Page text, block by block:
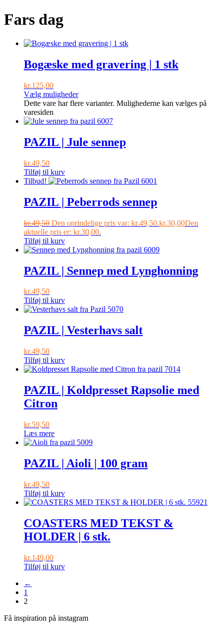
Fars dag
Bogæske med gravering | 1 stk
kr.125,00
Vælg muligheder
Dette vare har flere varianter. Mulighederne kan vælges på
varesiden
PAZIL | Jule sennep
kr.49,50
Tilføj til kurv
Tilbud!
PAZIL | Peberrods sennep
kr.49,50 Den oprindelige pris var: kr.49,50.kr.30,00Den
aktuelle pris er: kr.30,00.
Tilføj til kurv
PAZIL | Sennep med Lynghonning
kr.49,50
Tilføj til kurv
PAZIL | Vesterhavs salt
kr.49,50
Tilføj til kurv
PAZIL | Koldpresset Rapsolie med
Citron
kr.59,50
Læs mere
PAZIL | Aioli | 100 gram
kr.49,50
Tilføj til kurv
COASTERS MED TEKST &
HOLDER | 6 stk.
kr.149,00
Tilføj til kurv
←
1
2
Få inspiration på instagram